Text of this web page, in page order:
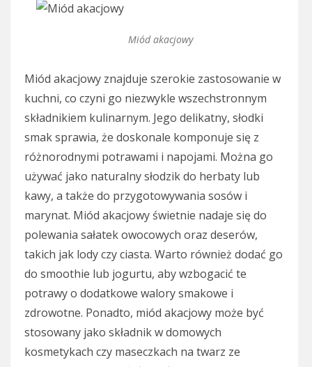
Miód akacjowy
Miód akacjowy znajduje szerokie zastosowanie w
kuchni, co czyni go niezwykle wszechstronnym
składnikiem kulinarnym. Jego delikatny, słodki
smak sprawia, że doskonale komponuje się z
różnorodnymi potrawami i napojami. Można go
używać jako naturalny słodzik do herbaty lub
kawy, a także do przygotowywania sosów i
marynat. Miód akacjowy świetnie nadaje się do
polewania sałatek owocowych oraz deserów,
takich jak lody czy ciasta. Warto również dodać go
do smoothie lub jogurtu, aby wzbogacić te
potrawy o dodatkowe walory smakowe i
zdrowotne. Ponadto, miód akacjowy może być
stosowany jako składnik w domowych
kosmetykach czy maseczkach na twarz ze